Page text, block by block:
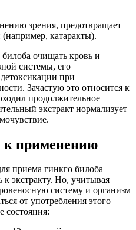
зрения, предотвращает
(например, катаракты).
очищать кровь и
системы, его
при
Зачастую это относится к
продолжительное
экстракт нормализует
к применению
приема гинкго билоба –
экстракту. Но, учитывая
систему и организм
от употребления этого
состояния: